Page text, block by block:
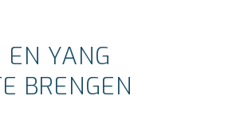
YANG
BRENGEN